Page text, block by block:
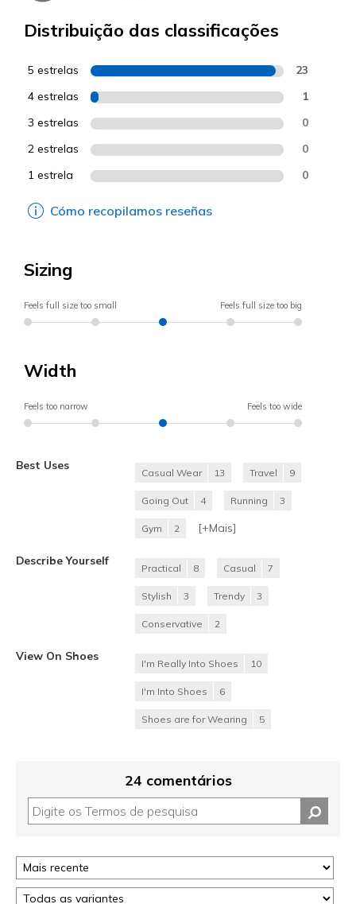
Distribuição das classificações
5 estrelas 23
4 estrelas 1
3 estrelas 0
2 estrelas 0
1 estrela 0
Cómo recopilamos reseñas
Sizing
Feels full size too small Feels full size too big
Width
Feels too narrow Feels too wide
Best Uses
Casual Wear 13 Travel 9
Going Out 4 Running 3
Gym 2 [+Mais]
Describe Yourself
Practical 8 Casual 7
Stylish 3 Trendy 3
Conservative 2
View On Shoes
I'm Really Into Shoes 10
I'm Into Shoes 6
Shoes are for Wearing 5
24 comentários